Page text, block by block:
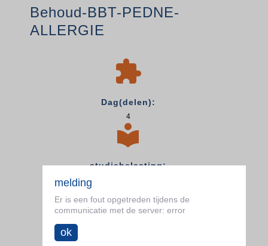
Behoud-BBT-PEDNE-
ALLERGIE

Dag(delen):
4

studiebelasting:

melding
Er is een fout opgetreden tijdens de
communicatie met de server: error
ok